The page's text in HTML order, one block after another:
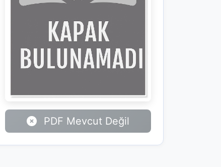
PDF Mevcut Değil